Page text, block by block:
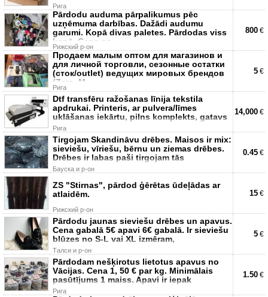
Рига
Pārdodu auduma pārpalikumus pēc
uzņēmuma darbības. Dažādi audumu
garumi. Kopā divas paletes. Pārdodas viss
kopā. Cena pa
Рижский р-он
800 €
Продаем малым оптом для магазинов и
для личной торговли, сезонные остатки
(сток/outlet) ведущих мировых брендов
(Zara, M
Рига
5 €
Dtf transfēru ražošanas līnija tekstila
apdrukai. Printeris, ar pulvera/līmes
uklāšanas iekārtu, pilns komplekts, gatavs
Рига
14,000 €
Tirgojam Skandināvu drēbes. Maisos ir mix:
sieviešu, vīriešu, bērnu un ziemas drēbes.
Drēbes ir labas paši tirgojam tās
Бауска и р-он
0.45 €
ZS "Stirnas", pārdod ģērētas ūdeļādas ar
atlaidēm.
Рижский р-он
15 €
Pārdodu jaunas sieviešu drēbes un apavus.
Cena gabalā 5€ apavi 6€ gabalā. Ir sieviešu
blūzes no S-L vai XL izmēram,
Талси и р-он
5 €
Pārdodam nešķirotus lietotus apavus no
Vācijas. Cena 1, 50 € par kg. Minimālais
pasūtījums 1 maiss. Apavi ir iepak
Рига
1.50 €